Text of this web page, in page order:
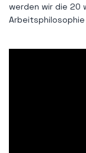
werden wir die 20
Arbeitsphilosophie